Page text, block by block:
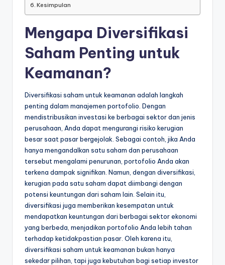
Kesimpulan
Mengapa Diversifikasi
Saham Penting untuk
Keamanan?
Diversifikasi saham untuk keamanan adalah langkah
penting dalam manajemen portofolio. Dengan
mendistribusikan investasi ke berbagai sektor dan jenis
perusahaan, Anda dapat mengurangi risiko kerugian
besar saat pasar bergejolak. Sebagai contoh, jika Anda
hanya mengandalkan satu saham dan perusahaan
tersebut mengalami penurunan, portofolio Anda akan
terkena dampak signifikan. Namun, dengan diversifikasi,
kerugian pada satu saham dapat diimbangi dengan
potensi keuntungan dari saham lain. Selain itu,
diversifikasi juga memberikan kesempatan untuk
mendapatkan keuntungan dari berbagai sektor ekonomi
yang berbeda, menjadikan portofolio Anda lebih tahan
terhadap ketidakpastian pasar. Oleh karena itu,
diversifikasi saham untuk keamanan bukan hanya
sekedar pilihan, tapi juga kebutuhan bagi setiap investor